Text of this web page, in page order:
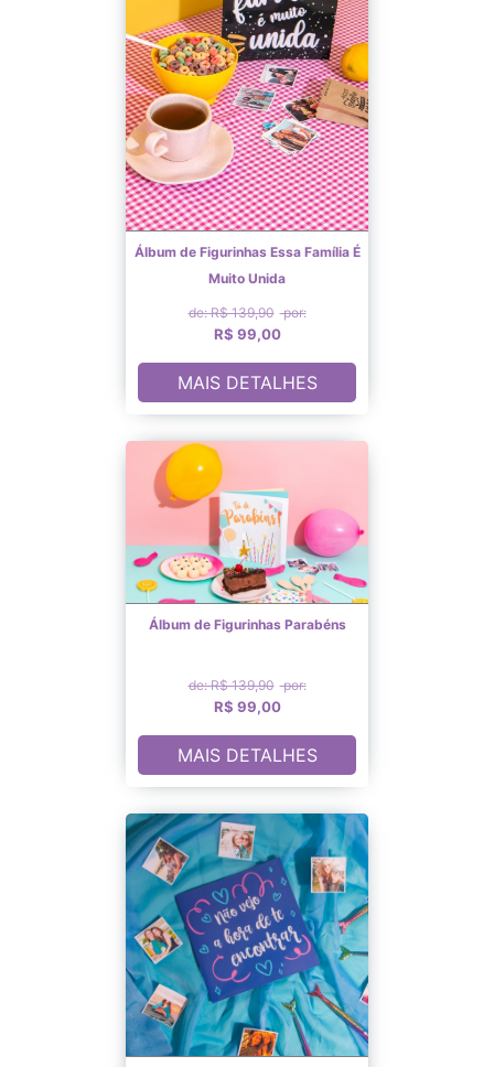
Álbum de Figurinhas Essa Família É
Muito Unida
de: R$ 139,90 por:
R$ 99,00
MAIS DETALHES
Álbum de Figurinhas Parabéns
de: R$ 139,90 por:
R$ 99,00
MAIS DETALHES